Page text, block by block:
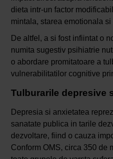
dieta intr-un factor
mintala, starea emotionala
De altfel, a si fost infiintat o
numita sugestiv psihiatrie
o abordare promitatoare a
vulnerabilitatilor cognitive
Tulburarile depresive
Depresia si anxietatea
sanatate publica in tarile
dezvoltare, fiind o cauza
Conform OMS, circa 350 de